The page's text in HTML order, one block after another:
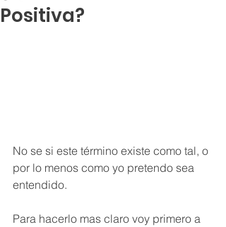
Positiva?
No se si este término existe como tal, o
por lo menos como yo pretendo sea
entendido.
Para hacerlo mas claro voy primero a